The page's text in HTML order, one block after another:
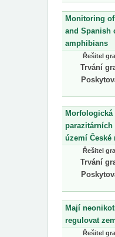
Monitoring
and Spanish
amphibians
Řešitel
Trvání
parazitárních
území České
Řešitel
Trvání
Mají
regulovat
Řešitel